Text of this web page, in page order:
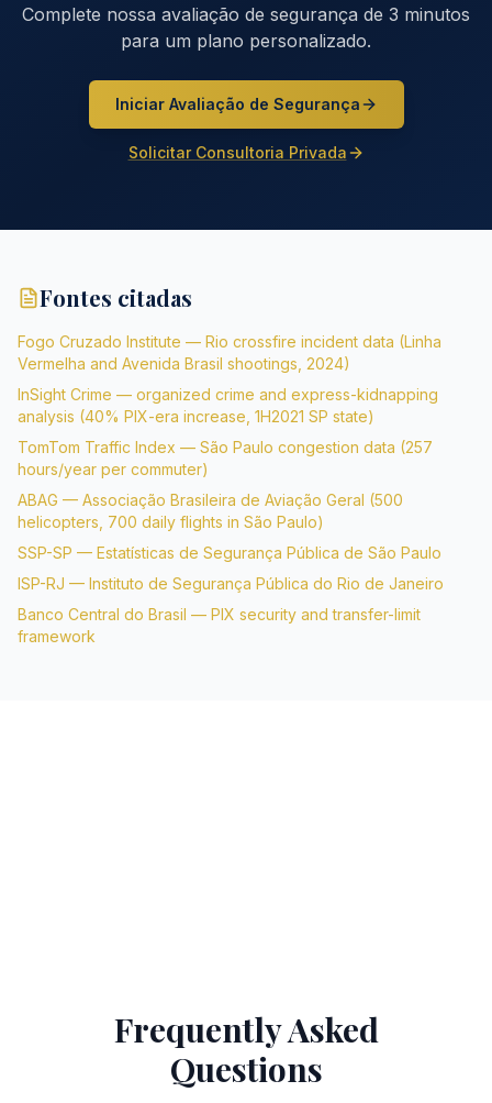
Complete nossa avaliação de segurança de 3 minutos
para um plano personalizado.
Iniciar Avaliação de Segurança
Solicitar Consultoria Privada
Fontes citadas
Fogo Cruzado Institute — Rio crossfire incident data (Linha
Vermelha and Avenida Brasil shootings, 2024)
InSight Crime — organized crime and express-kidnapping
analysis (40% PIX-era increase, 1H2021 SP state)
TomTom Traffic Index — São Paulo congestion data (257
hours/year per commuter)
ABAG — Associação Brasileira de Aviação Geral (500
helicopters, 700 daily flights in São Paulo)
SSP-SP — Estatísticas de Segurança Pública de São Paulo
ISP-RJ — Instituto de Segurança Pública do Rio de Janeiro
Banco Central do Brasil — PIX security and transfer-limit
framework
Frequently Asked
Questions